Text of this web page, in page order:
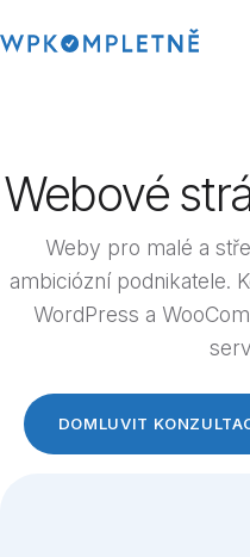
Redesign webových
Profesionální webové
AD-HOC SLUŽBY
Odvirování webu
Webové
Weby pro malé a
ambiciózní podnikatele.
WordPress a
DOMLUVIT